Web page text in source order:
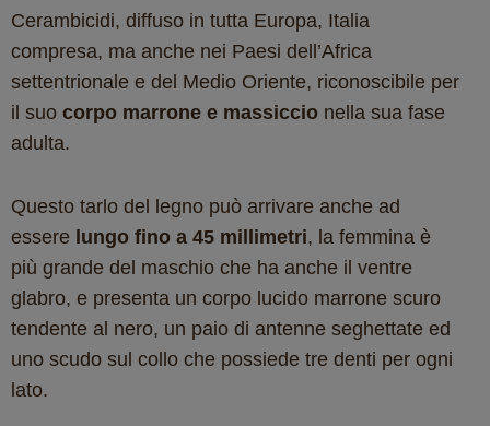
Cerambicidi, diffuso in tutta Europa, Italia
compresa, ma anche nei Paesi dell’Africa
settentrionale e del Medio Oriente, riconoscibile per
il suo corpo marrone e massiccio nella sua fase
adulta.
Questo tarlo del legno può arrivare anche ad
essere lungo fino a 45 millimetri, la femmina è
più grande del maschio che ha anche il ventre
glabro, e presenta un corpo lucido marrone scuro
tendente al nero, un paio di antenne seghettate ed
uno scudo sul collo che possiede tre denti per ogni
lato.